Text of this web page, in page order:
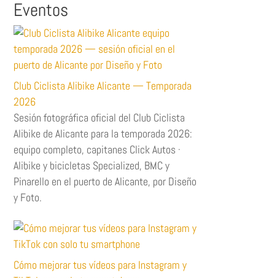
Eventos
Club Ciclista Alibike Alicante — Temporada
2026
Sesión fotográfica oficial del Club Ciclista
Alibike de Alicante para la temporada 2026:
equipo completo, capitanes Click Autos ·
Alibike y bicicletas Specialized, BMC y
Pinarello en el puerto de Alicante, por Diseño
y Foto.
Cómo mejorar tus vídeos para Instagram y